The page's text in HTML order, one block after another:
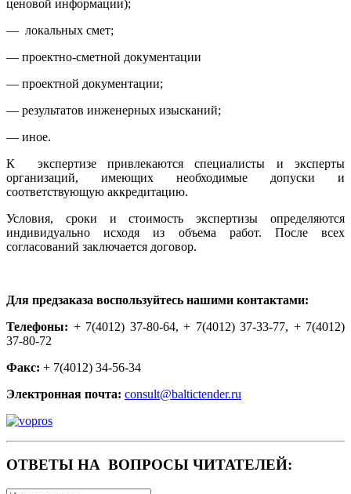
ценовой информации);
— локальных смет;
— проектно-сметной документации
— проектной документации;
— результатов инженерных изысканий;
— иное.
К экспертизе привлекаются специалисты и эксперты
организаций, имеющих необходимые допуски и
соответствующую аккредитацию.
Условия, сроки и стоимость экспертизы определяются
индивидуально исходя из объема работ. После всех
согласований заключается договор.
Для предзаказа воспользуйтесь нашими контактами:
Телефоны: + 7(4012) 37-80-64, + 7(4012) 37-33-77, + 7(4012)
37-80-72
Факс: + 7(4012) 34-56-34
Электронная почта: consult@baltictender.ru
ОТВЕТЫ НА ВОПРОСЫ ЧИТАТЕЛЕЙ: